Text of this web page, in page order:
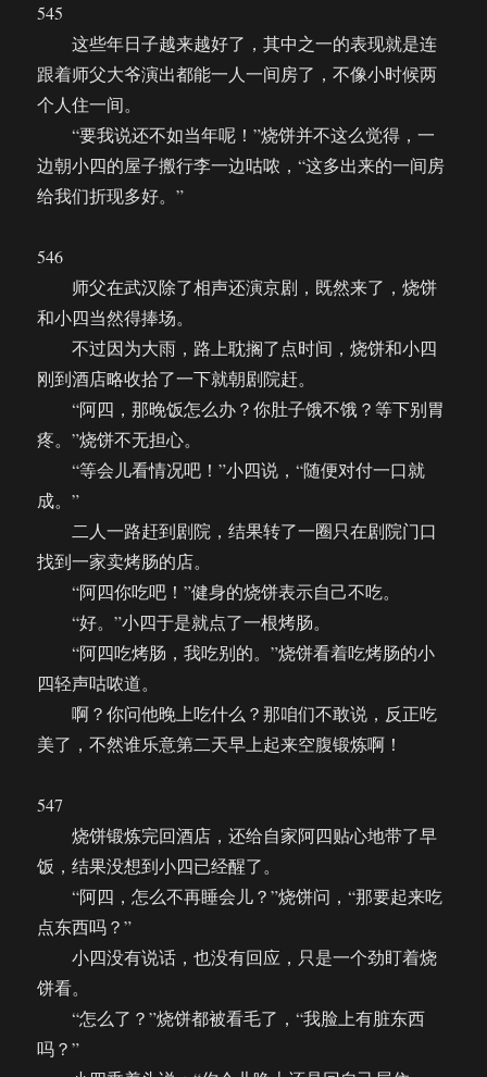
545
这些年日子越来越好了，其中之一的表现就是连
跟着师父大爷演出都能一人一间房了，不像小时候两
个人住一间。
“要我说还不如当年呢！”烧饼并不这么觉得，一
边朝小四的屋子搬行李一边咕哝，“这多出来的一间房
给我们折现多好。”
546
师父在武汉除了相声还演京剧，既然来了，烧饼
和小四当然得捧场。
不过因为大雨，路上耽搁了点时间，烧饼和小四
刚到酒店略收拾了一下就朝剧院赶。
“阿四，那晚饭怎么办？你肚子饿不饿？等下别胃
疼。”烧饼不无担心。
“等会儿看情况吧！”小四说，“随便对付一口就
成。”
二人一路赶到剧院，结果转了一圈只在剧院门口
找到一家卖烤肠的店。
“阿四你吃吧！”健身的烧饼表示自己不吃。
“好。”小四于是就点了一根烤肠。
“阿四吃烤肠，我吃别的。”烧饼看着吃烤肠的小
四轻声咕哝道。
啊？你问他晚上吃什么？那咱们不敢说，反正吃
美了，不然谁乐意第二天早上起来空腹锻炼啊！
547
烧饼锻炼完回酒店，还给自家阿四贴心地带了早
饭，结果没想到小四已经醒了。
“阿四，怎么不再睡会儿？”烧饼问，“那要起来吃
点东西吗？”
小四没有说话，也没有回应，只是一个劲盯着烧
饼看。
“怎么了？”烧饼都被看毛了，“我脸上有脏东西
吗？”